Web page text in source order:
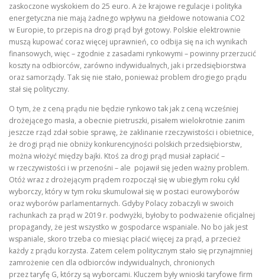
zaskoczone wyskokiem do 25 euro. A że krajowe regulacje i polityka
energetyczna nie mają żadnego wpływu na giełdowe notowania CO2
w Europie, to przepis na drogi prąd był gotowy. Polskie elektrownie
muszą kupować coraz więcej uprawnień, co odbija się na ich wynikach
finansowych, więc – zgodnie z zasadami rynkowymi – powinny przerzucić
koszty na odbiorców, zarówno indywidualnych, jak i przedsiębiorstwa
oraz samorządy. Tak się nie stało, ponieważ problem drogiego prądu
stał się polityczny.
O tym, że z ceną prądu nie będzie rynkowo tak jak z ceną wcześniej
drożejącego masła, a obecnie pietruszki, pisałem wielokrotnie zanim
jeszcze rząd zdał sobie sprawę, że zaklinanie rzeczywistości i obietnice,
że drogi prąd nie obniży konkurencyjności polskich przedsiębiorstw,
można włożyć między bajki. Ktoś za drogi prąd musiał zapłacić –
w rzeczywistości i w przenośni – ale pojawił się jeden ważny problem.
Otóż wraz z drożejącym prądem rozpoczął się w ubiegłym roku cykl
wyborczy, który w tym roku skumulował się w postaci eurowyborów
oraz wyborów parlamentarnych. Gdyby Polacy zobaczyli w swoich
rachunkach za prąd w 2019 r. podwyżki, byłoby to podważenie oficjalnej
propagandy, że jest wszystko w gospodarce wspaniale. No bo jak jest
wspaniale, skoro trzeba co miesiąc płacić więcej za prąd, a przecież
każdy z prądu korzysta. Zatem celem politycznym stało się przynajmniej
zamrożenie cen dla odbiorców indywidualnych, chronionych
przez taryfę G, którzy są wyborcami. Kluczem były wnioski taryfowe firm